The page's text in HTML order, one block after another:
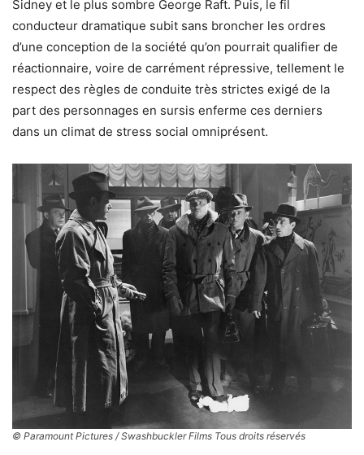
Sidney et le plus sombre George Raft. Puis, le fil
conducteur dramatique subit sans broncher les ordres
d’une conception de la société qu’on pourrait qualifier de
réactionnaire, voire de carrément répressive, tellement le
respect des règles de conduite très strictes exigé de la
part des personnages en sursis enferme ces derniers
dans un climat de stress social omniprésent.
© Paramount Pictures / Swashbuckler Films Tous droits réservés